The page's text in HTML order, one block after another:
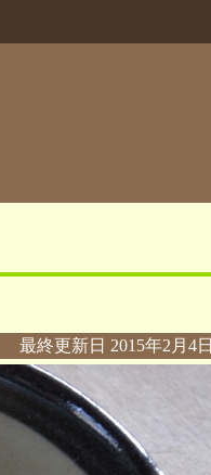
最終更新日 2015年2月4日